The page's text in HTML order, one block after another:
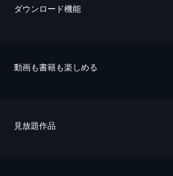
ダウンロード機能
動画も書籍も楽しめる
⾒放題作品